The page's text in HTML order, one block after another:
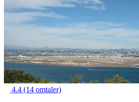
4.4 (14 omtaler)